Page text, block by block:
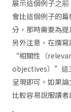
展示這個例子之
會比這個例子的
分，那時需要為
另外注意，在撰
“相關性（
objectives）”這
呈現即可。如果
比較容易說服讀者